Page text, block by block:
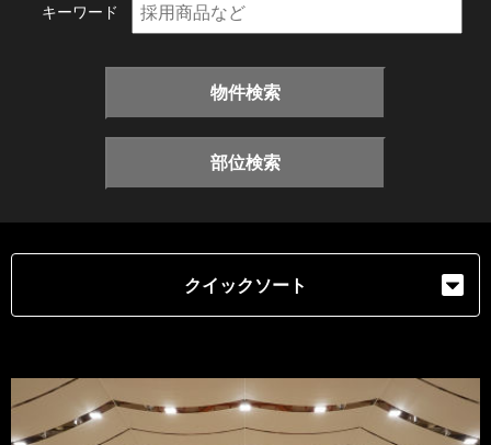
キーワード
物件検索
部位検索
クイックソート